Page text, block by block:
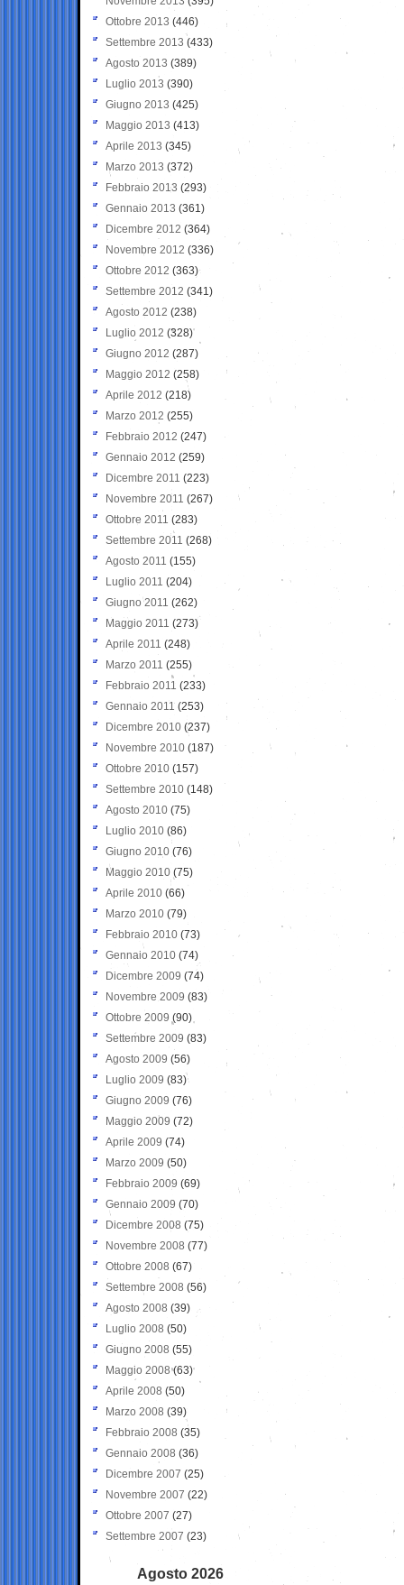
Ottobre 2013 (446)
Settembre 2013 (433)
Agosto 2013 (389)
Luglio 2013 (390)
Giugno 2013 (425)
Maggio 2013 (413)
Aprile 2013 (345)
Marzo 2013 (372)
Febbraio 2013 (293)
Gennaio 2013 (361)
Dicembre 2012 (364)
Novembre 2012 (336)
Ottobre 2012 (363)
Settembre 2012 (341)
Agosto 2012 (238)
Luglio 2012 (328)
Giugno 2012 (287)
Maggio 2012 (258)
Aprile 2012 (218)
Marzo 2012 (255)
Febbraio 2012 (247)
Gennaio 2012 (259)
Dicembre 2011 (223)
Novembre 2011 (267)
Ottobre 2011 (283)
Settembre 2011 (268)
Agosto 2011 (155)
Luglio 2011 (204)
Giugno 2011 (262)
Maggio 2011 (273)
Aprile 2011 (248)
Marzo 2011 (255)
Febbraio 2011 (233)
Gennaio 2011 (253)
Dicembre 2010 (237)
Novembre 2010 (187)
Ottobre 2010 (157)
Settembre 2010 (148)
Agosto 2010 (75)
Luglio 2010 (86)
Giugno 2010 (76)
Maggio 2010 (75)
Aprile 2010 (66)
Marzo 2010 (79)
Febbraio 2010 (73)
Gennaio 2010 (74)
Dicembre 2009 (74)
Novembre 2009 (83)
Ottobre 2009 (90)
Settembre 2009 (83)
Agosto 2009 (56)
Luglio 2009 (83)
Giugno 2009 (76)
Maggio 2009 (72)
Aprile 2009 (74)
Marzo 2009 (50)
Febbraio 2009 (69)
Gennaio 2009 (70)
Dicembre 2008 (75)
Novembre 2008 (77)
Ottobre 2008 (67)
Settembre 2008 (56)
Agosto 2008 (39)
Luglio 2008 (50)
Giugno 2008 (55)
Maggio 2008(63)
Aprile 2008 (50)
Marzo 2008 (39)
Febbraio 2008 (35)
Gennaio 2008 (36)
Dicembre 2007 (25)
Novembre 2007 (22)
Ottobre 2007 (27)
Settembre 2007 (23)
Agosto 2026